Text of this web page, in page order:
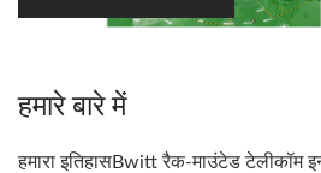
हमारे बारे में
हमारा इतिहासBwitt रैक-माउंटेड टेलीकॉम